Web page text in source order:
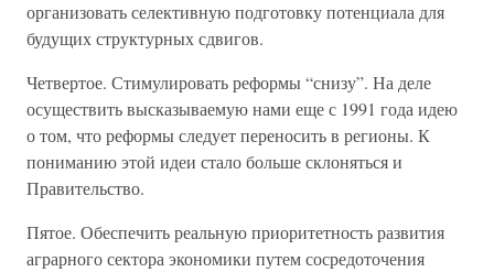
организовать селективную подготовку потенциала для
будущих структурных сдвигов.
Четвертое. Стимулировать реформы “снизу”. На деле
осуществить высказываемую нами еще с 1991 года идею
о том, что реформы следует переносить в регионы. К
пониманию этой идеи стало больше склоняться и
Правительство.
Пятое. Обеспечить реальную приоритетность развития
аграрного сектора экономики путем сосредоточения